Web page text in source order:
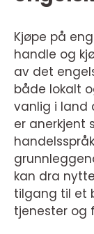
Kjøpe på
handle og
av det
både lokalt
vanlig i land
er anerkjent
kan dra
tilgang til et
tjenester og